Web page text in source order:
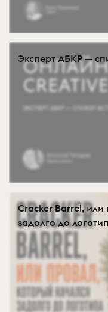
Эксперт АБКР —
Cracker Barrel, или
задолго до